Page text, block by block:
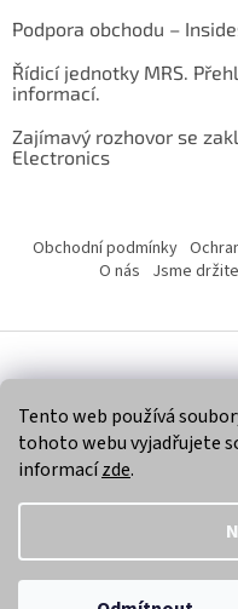
Tento web používá
tohoto webu vyjadřujete
informacízde.
Podpora obchodu –
Řídicí jednotky MRS.
informací.
Zajímavý rozhovor se
Electronics
Obchodní podmínky
O nás Jsme
Copyright 2026